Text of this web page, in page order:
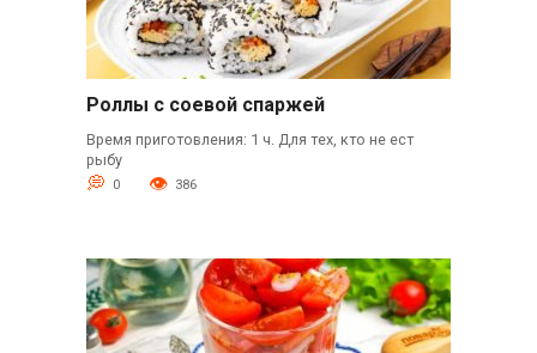
Роллы с соевой спаржей
Время приготовления: 1 ч. Для тех, кто не ест
рыбу
0 386